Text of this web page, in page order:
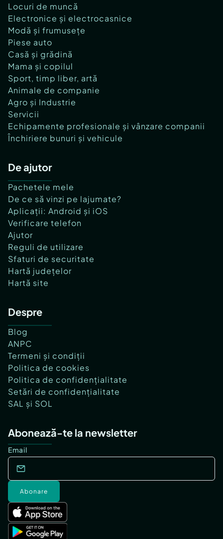
Locuri de muncă
Electronice și electrocasnice
Modă și frumusețe
Piese auto
Casă și grădină
Mama și copilul
Sport, timp liber, artă
Animale de companie
Agro și Industrie
Servicii
Echipamente profesionale și vânzare companii
Închiriere bunuri și vehicule
De ajutor
Pachetele mele
De ce să vinzi pe lajumate?
Aplicații: Android și iOS
Verificare telefon
Ajutor
Reguli de utilizare
Sfaturi de securitate
Hartă județelor
Hartă site
Despre
Blog
ANPC
Termeni și condiții
Politica de cookies
Politica de confidențialitate
Setări de confidențialitate
SAL și SOL
Abonează-te la newsletter
Email
Abonare